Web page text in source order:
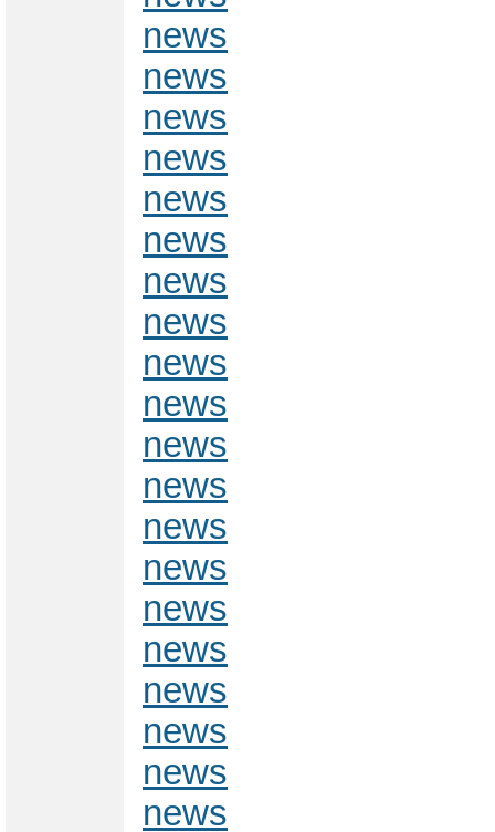
news
news
news
news
news
news
news
news
news
news
news
news
news
news
news
news
news
news
news
news